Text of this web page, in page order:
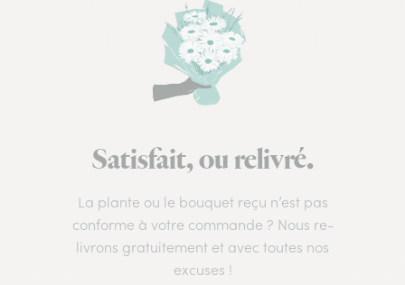
Satisfait, ou relivré.
La plante ou le bouquet reçu n’est pas
conforme à votre commande ? Nous re-
livrons gratuitement et avec toutes nos
excuses !